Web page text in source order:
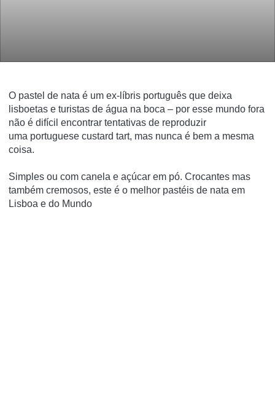
O pastel de nata é um ex-líbris português que deixa
lisboetas e turistas de água na boca – por esse mundo fora
não é difícil encontrar tentativas de reproduzir
uma portuguese custard tart, mas nunca é bem a mesma
coisa.
Simples ou com canela e açúcar em pó. Crocantes mas
também cremosos, este é o melhor pastéis de nata em
Lisboa e do Mundo